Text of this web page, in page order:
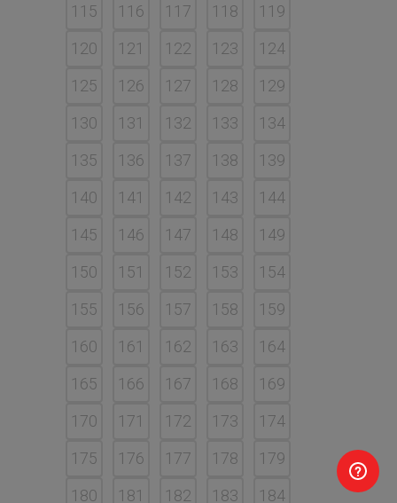
115
116 117 118
119
120
121 122 123
124
125
126 127 128
129
130
131 132 133
134
135
136 137 138
139
140
141 142 143
144
145
146 147 148
149
150
151 152 153
154
155
156 157 158
159
160
161 162 163
164
165
166 167 168
169
170
171 172 173
174
175
176 177 178
179
180
181 182 183 184